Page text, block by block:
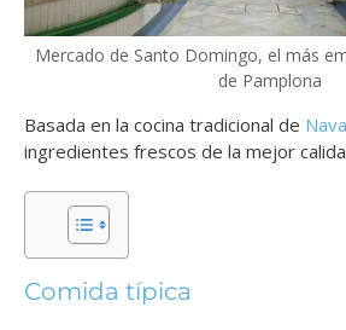
Mercado de Santo Domingo, el más
de Pamplona
Basada en la cocina tradicional de
ingredientes frescos de la mejor
Comida típica